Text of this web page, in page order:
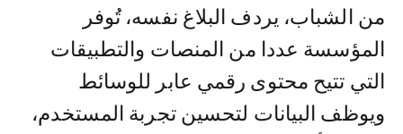
من الشباب، يردف البلاغ نفسه، تُوفر
المؤسسة عددا من المنصات والتطبيقات
التي تتيح محتوى رقمي عابر للوسائط
ويوظف البيانات لتحسين تجربة المستخدم،